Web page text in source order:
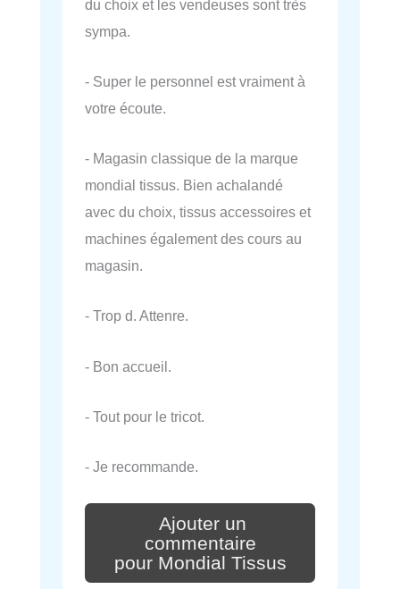
du choix et les vendeuses sont très
sympa.
- Super le personnel est vraiment à
votre écoute.
- Magasin classique de la marque
mondial tissus. Bien achalandé
avec du choix, tissus accessoires et
machines également des cours au
magasin.
- Trop d. Attenre.
- Bon accueil.
- Tout pour le tricot.
- Je recommande.
Ajouter un
commentaire
pour Mondial Tissus